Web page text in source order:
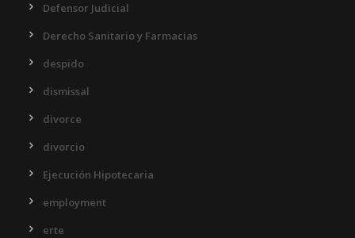
Defensor Judicial
Derecho Sanitario y Farmacias
despido
dismissal
divorce
divorcio
Ejecución Hipotecaria
employment
erte